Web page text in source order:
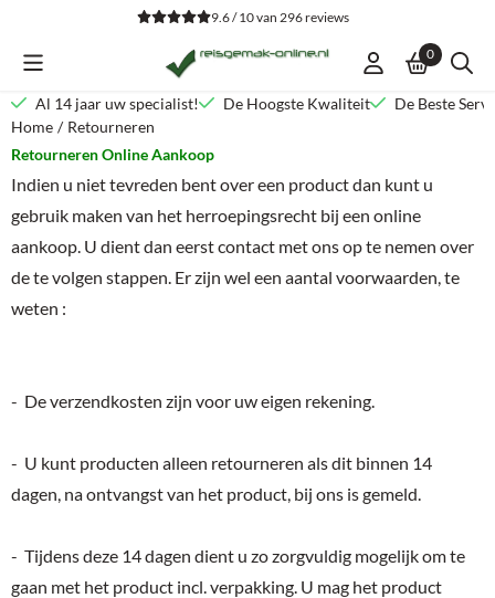
Cookievoorkeuren zijn beschikbaar. Kies instellingen of sta alle
9.6 / 10van296reviews
0
Al 14 jaar uw specialist! De Hoogste Kwaliteit
De Beste
Home / Retourneren
Retourneren Online Aankoop
Indien u niet tevreden bent over een product dan kunt u
gebruik maken van het herroepingsrecht bij een online
aankoop. U dient dan eerst contact met ons op te nemen over
de te volgen stappen. Er zijn wel een aantal voorwaarden, te
weten :
- De verzendkosten zijn voor uw eigen rekening.
- U kunt producten alleen retourneren als dit binnen 14
dagen, na ontvangst van het product, bij ons is gemeld.
- Tijdens deze 14 dagen dient u zo zorgvuldig mogelijk om te
gaan met het product incl. verpakking. U mag het product